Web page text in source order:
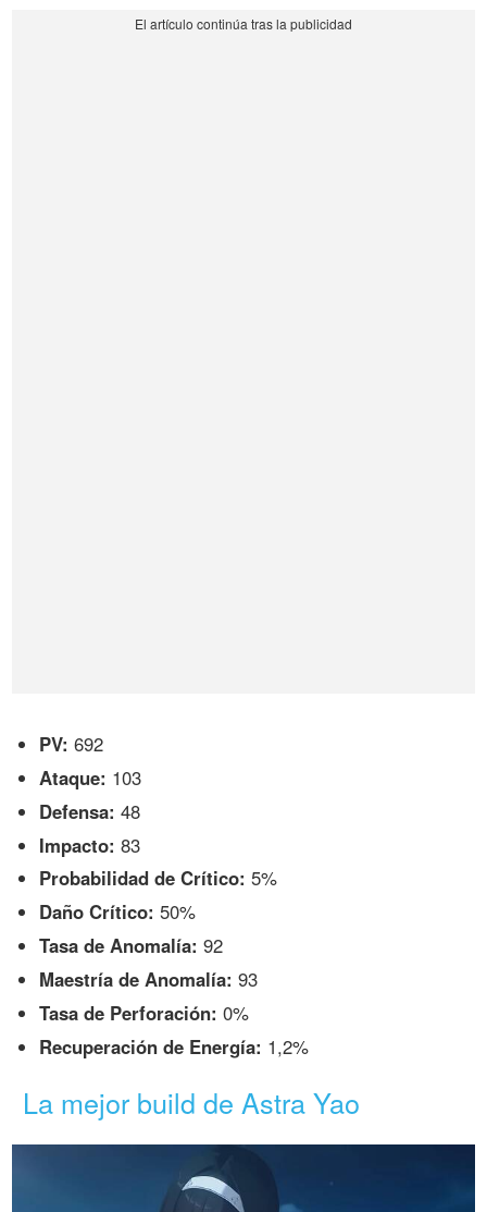
PV: 692
Ataque: 103
Defensa: 48
Impacto: 83
Probabilidad de Crítico: 5%
Daño Crítico: 50%
Tasa de Anomalía: 92
Maestría de Anomalía: 93
Tasa de Perforación: 0%
Recuperación de Energía: 1,2%
La mejor build de Astra Yao